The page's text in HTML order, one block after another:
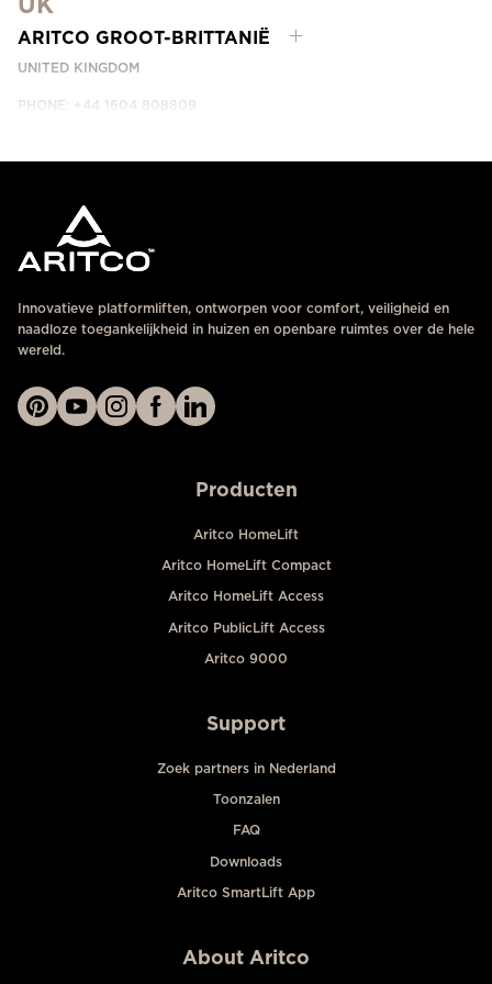
NEEM CONTACT MET ONS OP
ARITCO GROOT-BRITTANIË
UNITED KINGDOM
PHONE: +44 1604 808809
Innovatieve platformliften, ontworpen voor comfort, veiligheid en
naadloze toegankelijkheid in huizen en openbare ruimtes over de hele
wereld.
Producten
Aritco HomeLift
Aritco HomeLift Compact
Aritco HomeLift Access
Aritco PublicLift Access
Aritco 9000
Support
Zoek partners in Nederland
Toonzalen
FAQ
Downloads
Aritco SmartLift App
About Aritco